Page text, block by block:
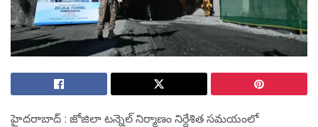
హైద‌రాబాద్ : జోజిలా ట‌న్నెల్ నిర్మాణం నిర్దేశిత స‌మ‌యంలో